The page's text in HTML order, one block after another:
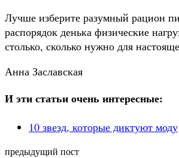
Лучше изберите разумный рацион
распорядок денька физические
столько, сколько нужно для
Анна Заславская
И эти статьи очень интересные:
10 звезд, которые диктуют моду
предыдущий пост